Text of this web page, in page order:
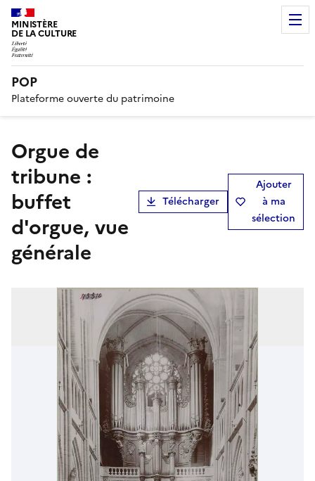
MINISTÈRE
DE LA CULTURE
POP
Plateforme ouverte du patrimoine
orgue de
tribune :
buffet
d'orgue, vue
générale
Télécharger
Ajouter
à ma
sélection